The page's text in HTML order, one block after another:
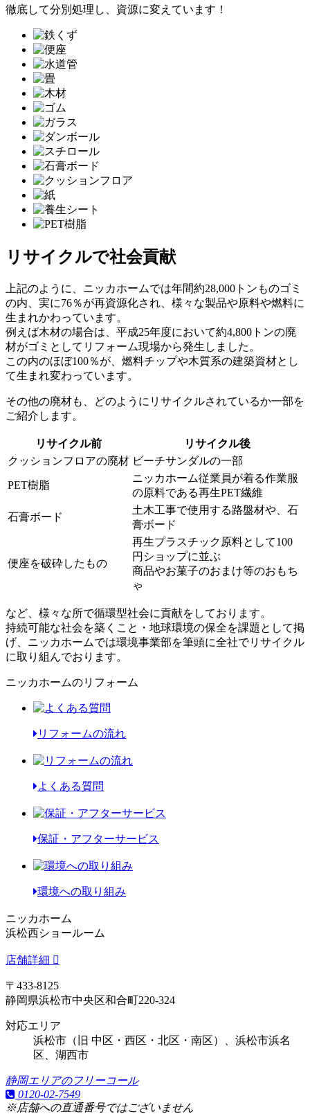
徹底して分別処理し、資源に変えています！
リサイクルで社会貢献
上記のように、ニッカホームでは年間約28,000トンものゴミ
の内、実に76％が再資源化され、様々な製品や原料や燃料に
生まれかわっています。
例えば木材の場合は、平成25年度において約4,800トンの廃
材がゴミとしてリフォーム現場から発生しました。
この内のほぼ100％が、燃料チップや木質系の建築資材とし
て生まれ変わっています。
その他の廃材も、どのようにリサイクルされているか一部を
ご紹介します。
リサイクル前
リサイクル後
クッションフロアの廃材 ビーチサンダルの一部
PET樹脂
ニッカホーム従業員が着る作業服
の原料である再生PET繊維
石膏ボード
土木工事で使用する路盤材や、石
膏ボード
便座を破砕したもの
再生プラスチック原料として100
円ショップに並ぶ
商品やお菓子のおまけ等のおもち
ゃ
など、様々な所で循環型社会に貢献をしております。
持続可能な社会を築くこと・地球環境の保全を課題として掲
げ、ニッカホームでは環境事業部を筆頭に全社でリサイクル
に取り組んでおります。
ニッカホームのリフォーム
リフォームの流れ
よくある質問
保証・アフターサービス
環境への取り組み
ニッカホーム
浜松西ショールーム
店舗詳細
〒433-8125
静岡県浜松市中央区和合町220-324
対応エリア
浜松市（旧 中区・西区・北区・南区）、浜松市浜名
区、湖西市
静岡エリアのフリーコール
0120-02-7549
※店舗への直通番号ではございません